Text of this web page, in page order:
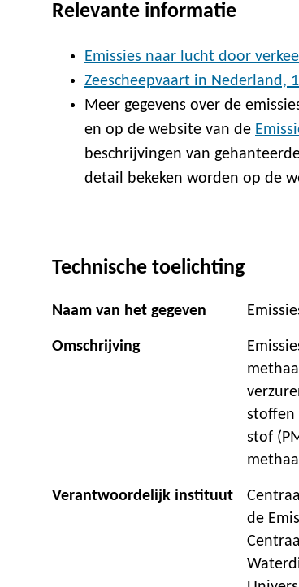
Relevante informatie
Emissies naar lucht door
Zeescheepvaart in Nederland,
Meer gegevens over de
en op de website van de
beschrijvingen van
detail bekeken worden op de
Technische toelichting
Naam van het gegeven
Omschrijving
stoffen
stof
Verantwoordelijk instituut
de